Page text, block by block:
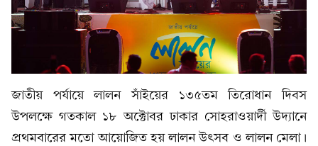
জাতীয় পর্যায়ে লালন সাঁইয়ের ১৩৫তম তিরোধান দিবস
উপলক্ষে গতকাল ১৮ অক্টোবর ঢাকার সোহরাওয়ার্দী উদ্যানে
প্রথমবারের মতো আয়োজিত হয় লালন উৎসব ও লালন মেলা।